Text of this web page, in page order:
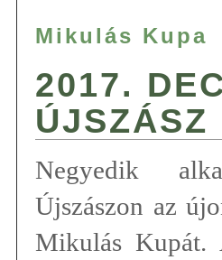
Mikulás Kupa
2017.
ÚJSZÁSZ
Negyedik
Újszászon az
Mikulás Kupát.